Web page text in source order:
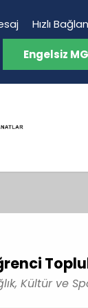
Hızlı
Engelsiz
Kültür ve